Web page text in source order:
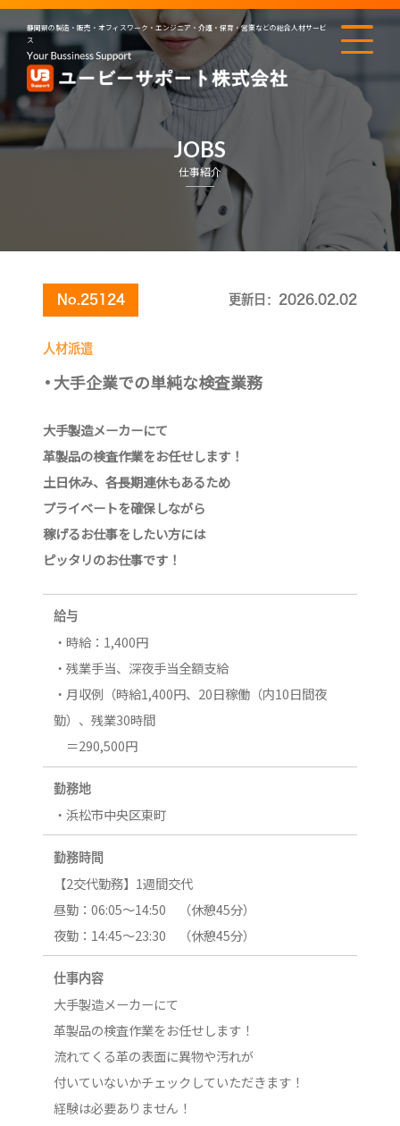
静岡県の製造・販売・オフィスワーク・エンジニア・介護・保育・営業などの総合人材サービ
ス
JOBS
仕事紹介
No.25124 更新日：2026.02.02
人材派遣
大手企業での単純な検査業務
大手製造メーカーにて
革製品の検査作業をお任せします！
土日休み、各長期連休もあるため
プライベートを確保しながら
稼げるお仕事をしたい方には
ピッタリのお仕事です！
給与
・時給：1,400円
・残業手当、深夜手当全額支給
・月収例（時給1,400円、20日稼働（内10日間夜
勤）、残業30時間
＝290,500円
勤務地
・浜松市中央区東町
勤務時間
【2交代勤務】1週間交代
昼勤：06:05～14:50 （休憩45分）
夜勤：14:45～23:30 （休憩45分）
仕事内容
大手製造メーカーにて
革製品の検査作業をお任せします！
流れてくる革の表面に異物や汚れが
付いていないかチェックしていただきます！
経験は必要ありません！